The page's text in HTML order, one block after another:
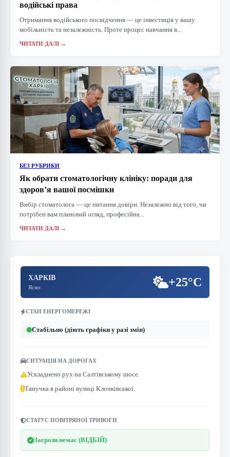
водійські права
Отримання водійського посвідчення — це інвестиція у вашу
мобільність та незалежність. Проте процес навчання в...
ЧИТАТИ ДАЛІ →
БЕЗ РУБРИКИ
Як обрати стоматологічну клініку: поради для
здоров’я вашої посмішки
Вибір стоматолога — це питання довіри. Незалежно від того, чи
потрібен вам плановий огляд, професійна...
ЧИТАТИ ДАЛІ →
ХАРКІВ
Ясно +25°C
СТАН ЕНЕРГОМЕРЕЖІ
Стабільно (діють графіки у разі змін)
СИТУАЦІЯ НА ДОРОГАХ
Ускладнено рух на Салтівському шосе.
Тянучка в районі вулиці Клочківської.
СТАТУС ПОВІТРЯНОЇ ТРИВОГИ
Загрози немає (ВІДБІЙ)